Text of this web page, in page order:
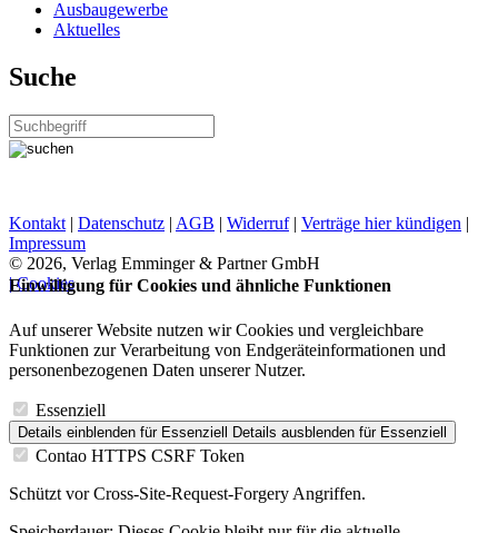
Ausbaugewerbe
Aktuelles
Suche
Kontakt | Datenschutz | AGB | Widerruf| Verträge hier kündigen |
Impressum
© 2026, Verlag Emminger & Partner GmbH
| Cookies
Einwilligung für Cookies und ähnliche Funktionen
Auf unserer Website nutzen wir Cookies und vergleichbare
Funktionen zur Verarbeitung von Endgeräteinformationen und
personenbezogenen Daten unserer Nutzer.
Essenziell
Details einblenden für Essenziell Details ausblenden für Essenziell
Contao HTTPS CSRF Token
Schützt vor Cross-Site-Request-Forgery Angriffen.